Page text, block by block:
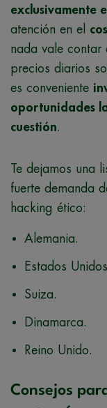
exclusivamente
atención en el
nada vale contar
precios diarios
es conveniente
oportunidades
cuestión
Te dejamos una
fuerte demanda
hacking ético:
Alemania.
Estados Unidos.
Suiza.
Dinamarca.
Reino Unido.
Consejos